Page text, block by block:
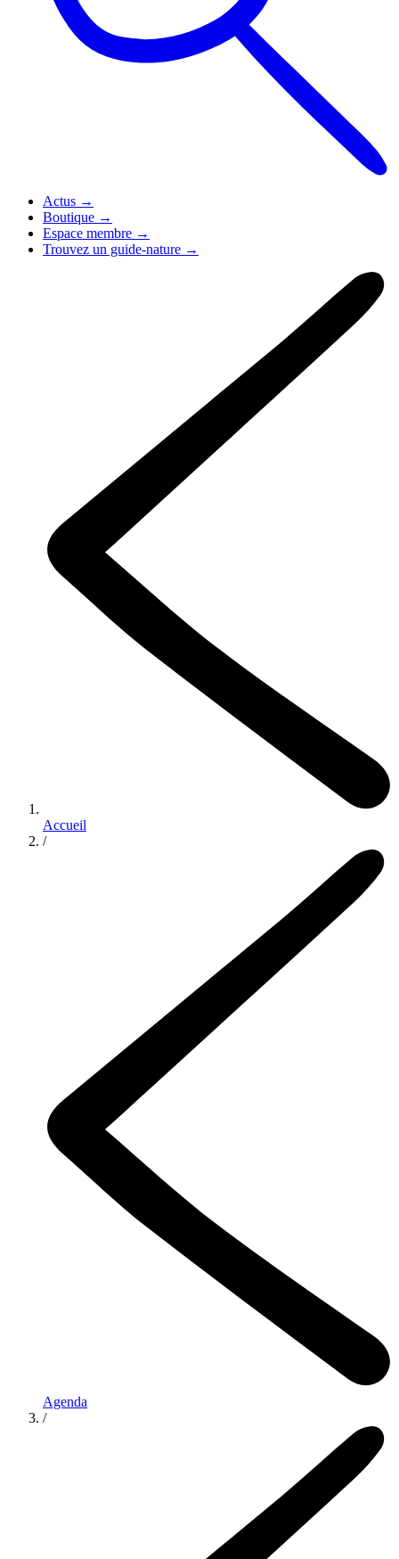
Actus →
Boutique →
Espace membre →
Trouvez un guide-nature →
Accueil
/
Agenda
/